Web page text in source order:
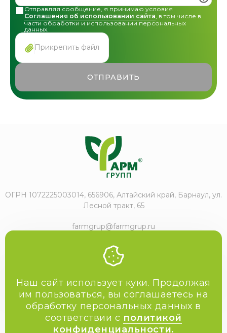
Отправляя сообщение, я принимаю условия
Соглашения об использовании сайта, в том числе в
части обработки и использовании персональных
данных.
Прикрепить файл
ОТПРАВИТЬ
Наш сайт использует куки. Продолжая
им пользоваться, вы соглашаетесь на
обработку персональных данных в
соответствии с политикой
конфиденциальности.
ОГРН 1072225003014, 656906, Алтайский край, Барнаул, ул.
Лесной тракт, 65
farmgrup@farmgrup.ru
+7 (3852) 57-77-47
2009-2026 Фармгрупп
Политика конфиденциальности